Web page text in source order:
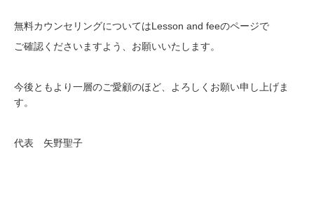
無料カウンセリングについてはLesson and feeのページで
ご確認くださいますよう、お願いいたします。
今後ともより一層のご愛顧のほど、よろしくお願い申し上げま
す。
代表 矢野聖子